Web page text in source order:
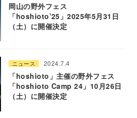
岡山の野外フェス
「hoshioto’25」2025年5月31日
（土）に開催決定
ニュース 2024.7.4
「hoshioto」主催の野外フェス
「hoshioto Camp 24」10月26日
（土）に開催決定